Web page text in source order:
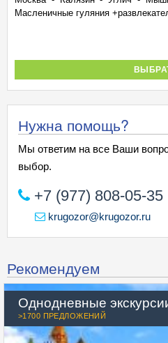
Масленичные гуляния
Нужна помощь?
Мы ответим на все Ваши
выбор.
+7 (977) 808-05-35
krugozor@krugozor.ru
Рекомендуем
Однодневные
>1700 ПРЕДЛОЖЕНИЙ